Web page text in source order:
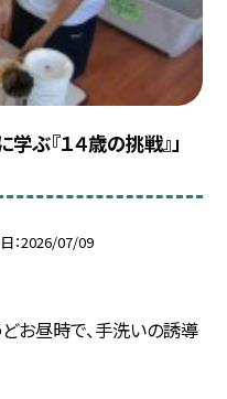
ぶ『１４歳の挑戦』」
2026/07/09
どお昼時で、手洗いの誘導